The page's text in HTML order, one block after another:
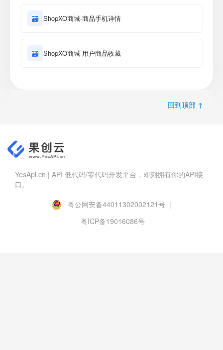
🗃 ShopXO商城-商品手机详情
🗃 ShopXO商城-用户商品收藏
回到顶部 ↑
YesApi.cn | API 低代码/零代码开发平台，即刻拥有你的API接
口。
粤公网安备44011302002121号 |
粤ICP备19016086号